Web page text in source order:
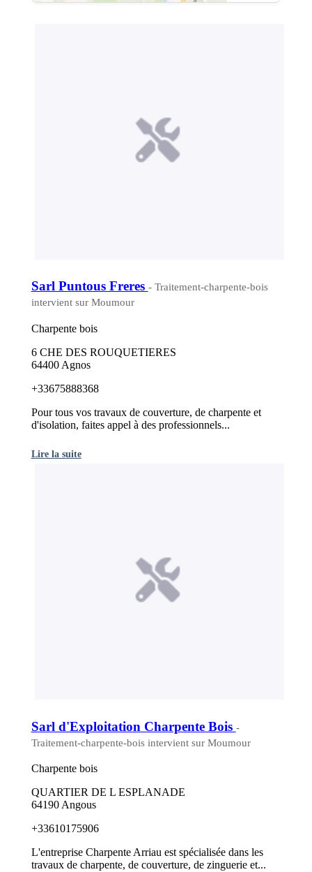
Sarl Puntous Freres - Traitement-charpente-bois
intervient sur Moumour
Charpente bois
6 CHE DES ROUQUETIERES
64400 Agnos
+33675888368
Pour tous vos travaux de couverture, de charpente et
d'isolation, faites appel à des professionnels...
Lire la suite
Sarl d'Exploitation Charpente Bois -
Traitement-charpente-bois intervient sur Moumour
Charpente bois
QUARTIER DE L ESPLANADE
64190 Angous
+33610175906
L'entreprise Charpente Arriau est spécialisée dans les
travaux de charpente, de couverture, de zinguerie et...